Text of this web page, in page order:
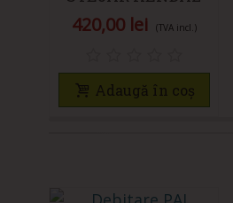
COGNAC H3398
ST12 EGGER
420,00 lei (TVA incl.)
Adaugă în coș